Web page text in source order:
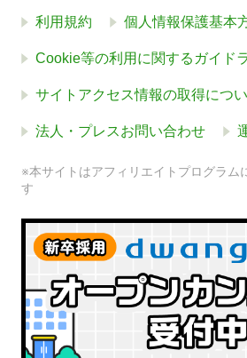
利用規約 個人情報保護基本
Cookie等の利用に関するガイド
サイトアクセス情報の取得につ
法人・プレスお問い合わせ
※本サイトはアフィリエイトプログラム
す